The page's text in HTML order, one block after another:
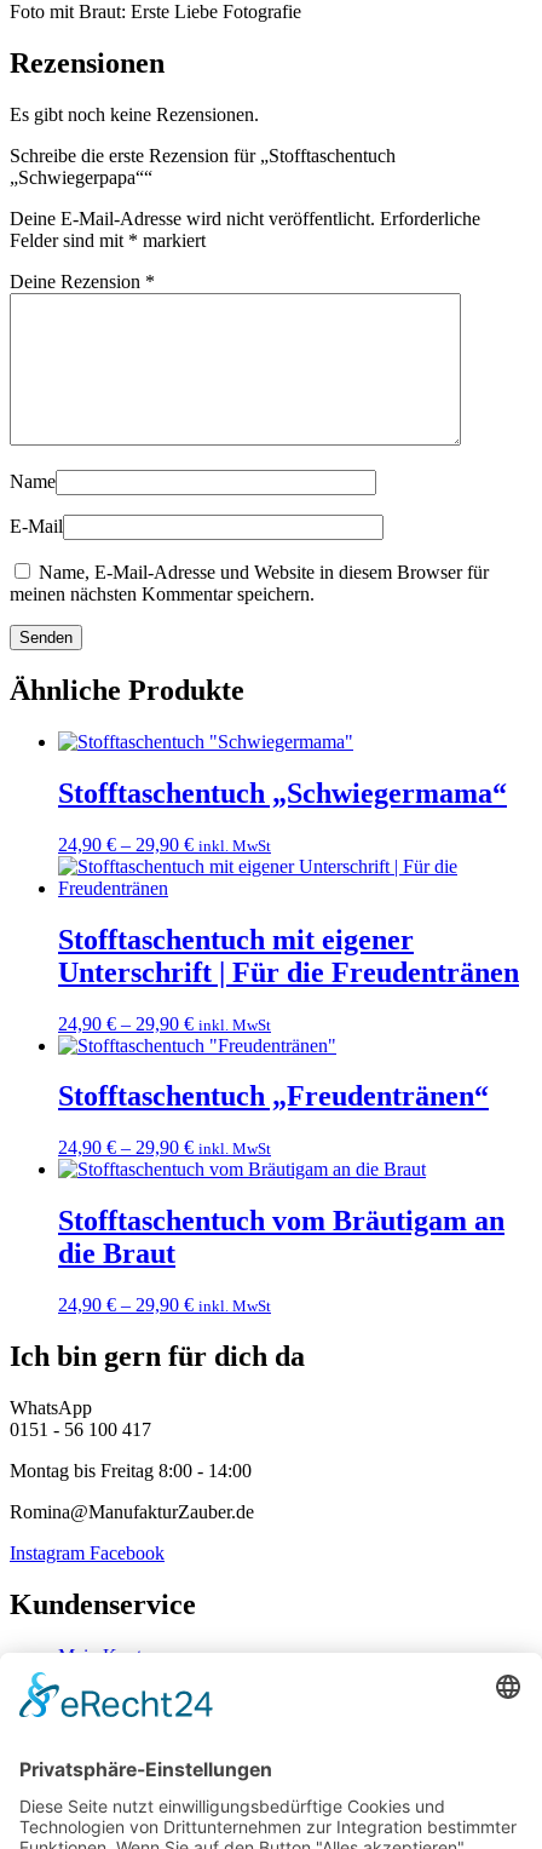
Foto mit Braut: Erste Liebe Fotografie
Rezensionen
Es gibt noch keine Rezensionen.
Schreibe die erste Rezension für „Stofftaschentuch
„Schwiegerpapa““
Deine E-Mail-Adresse wird nicht veröffentlicht. Erforderliche
Felder sind mit * markiert
Deine Rezension *
Name
E-Mail
Name, E-Mail-Adresse und Website in diesem Browser für
meinen nächsten Kommentar speichern.
Ähnliche Produkte
Stofftaschentuch „Schwiegermama“
24,90 € – 29,90 € inkl. MwSt
Stofftaschentuch mit eigener
Unterschrift | Für die Freudentränen
24,90 € – 29,90 € inkl. MwSt
Stofftaschentuch „Freudentränen“
24,90 € – 29,90 € inkl. MwSt
Stofftaschentuch vom Bräutigam an
die Braut
24,90 € – 29,90 € inkl. MwSt
Ich bin gern für dich da
WhatsApp
0151 - 56 100 417
Montag bis Freitag 8:00 - 14:00
Romina@ManufakturZauber.de
Instagram Facebook
Kundenservice
Mein Konto
Zahlung & Versand
Widerrufsbelehrung
Mein Konto
Kontakt
Zahlung & Versand
Widerrufsbelehrung